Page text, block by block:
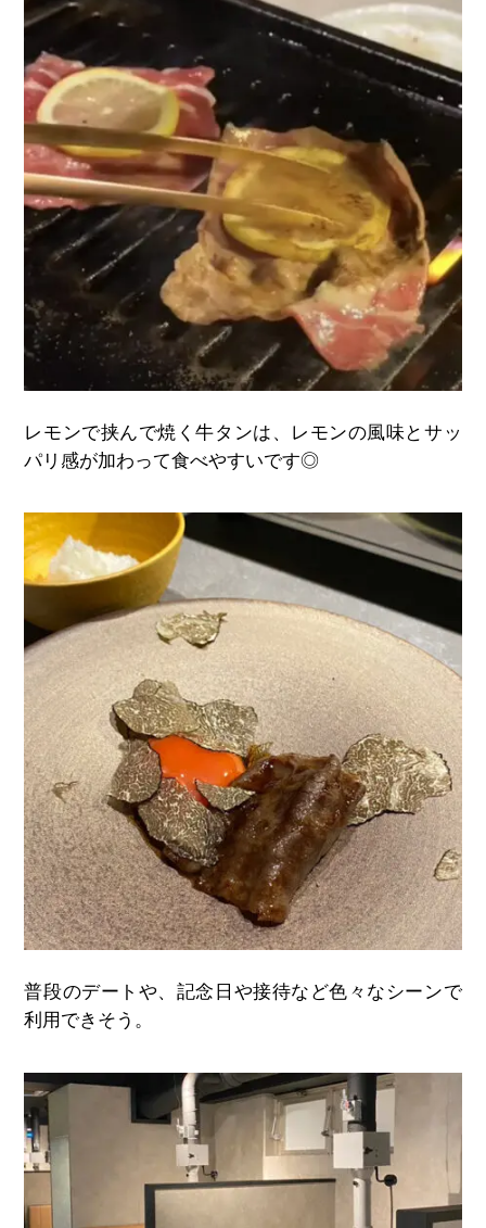
レモンで挟んで焼く牛タンは、レモンの風味とサッ
パリ感が加わって食べやすいです◎
普段のデートや、記念日や接待など色々なシーンで
利用できそう。